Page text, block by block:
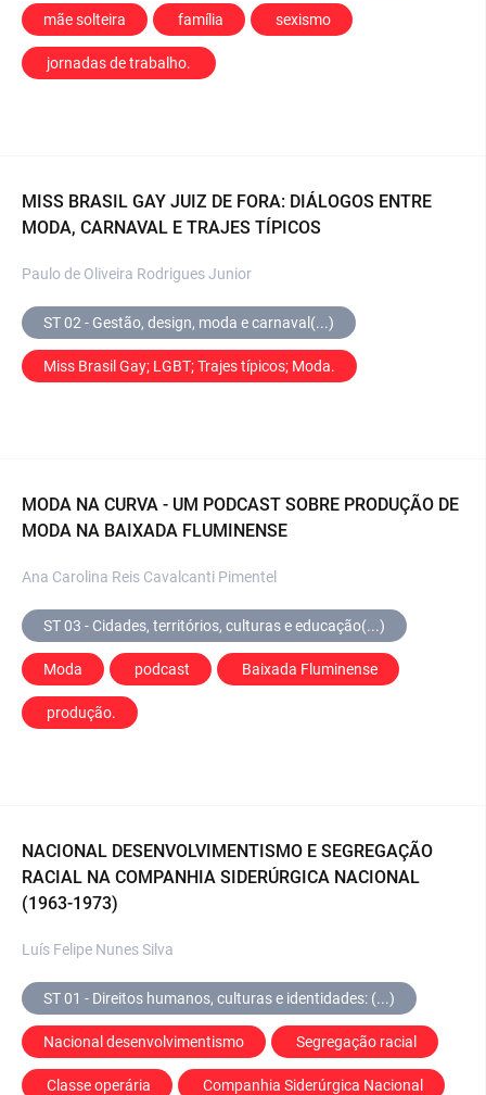
mãe solteira família sexismo
jornadas de trabalho.
MISS BRASIL GAY JUIZ DE FORA: DIÁLOGOS ENTRE
MODA, CARNAVAL E TRAJES TÍPICOS
Paulo de Oliveira Rodrigues Junior
ST 02 - Gestão, design, moda e carnaval(...)
Miss Brasil Gay; LGBT; Trajes típicos; Moda.
MODA NA CURVA - UM PODCAST SOBRE PRODUÇÃO DE
MODA NA BAIXADA FLUMINENSE
Ana Carolina Reis Cavalcanti Pimentel
ST 03 - Cidades, territórios, culturas e educação(...)
Moda podcast Baixada Fluminense
produção.
NACIONAL DESENVOLVIMENTISMO E SEGREGAÇÃO
RACIAL NA COMPANHIA SIDERÚRGICA NACIONAL
(1963-1973)
Luís Felipe Nunes Silva
ST 01 - Direitos humanos, culturas e identidades: (...)
Nacional desenvolvimentismo Segregação racial
Classe operária Companhia Siderúrgica Nacional